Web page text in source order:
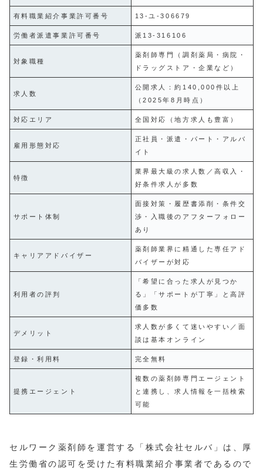
有料職業紹介事業許可番号 13-ユ-306679
労働者派遣事業許可番号 派13-316106
対象職種
薬剤師専門（調剤薬局・病院・
ドラッグストア・企業など）
求人数
公開求人：約140,000件以上
（2025年8月時点）
対応エリア 全国対応（地方求人も豊富）
雇用形態対応
正社員・派遣・パート・アルバ
イト
特徴
業界最大級の求人数／高収入・
好条件求人が多数
サポート体制
面接対策・履歴書添削・条件交
渉・入職後のアフターフォロー
あり
キャリアアドバイザー
薬剤師業界に精通した専任アド
バイザーが対応
利用者の評判
「希望に合った求人が見つか
る」「サポートが丁寧」と高評
価多数
デメリット
求人数が多くて迷いやすい／面
談は基本オンライン
登録・利用料 完全無料
提携エージェント
複数の薬剤師専門エージェント
と連携し、求人情報を一括検索
可能
セルワーク薬剤師を運営する「株式会社セルバ」は、厚
生労働省の認可を受けた有料職業紹介事業者であるので